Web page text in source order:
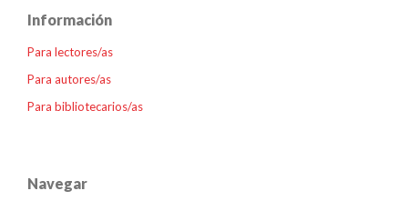
Información
Para lectores/as
Para autores/as
Para bibliotecarios/as
Navegar